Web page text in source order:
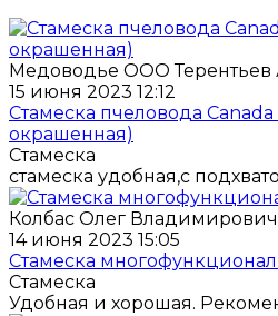
Медоводье ООО Терентьев
15 июня 2023 12:12
Стамеска пчеловода Canada
окрашенная)
Стамеска
стамеска удобная,с
Колбас Олег Владимирович
14 июня 2023 15:05
Стамеска
Стамеска
Удобная и хорошая.